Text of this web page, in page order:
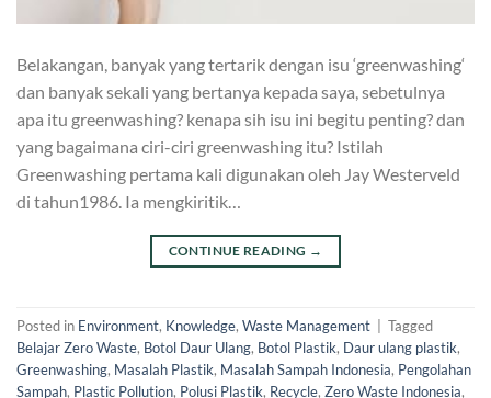
Belakangan, banyak yang tertarik dengan isu ‘greenwashing‘
dan banyak sekali yang bertanya kepada saya, sebetulnya
apa itu greenwashing? kenapa sih isu ini begitu penting? dan
yang bagaimana ciri-ciri greenwashing itu? Istilah
Greenwashing pertama kali digunakan oleh Jay Westerveld
di tahun1986. Ia mengkiritik…
CONTINUE READING →
Posted in Environment, Knowledge, Waste Management
Tagged
Belajar Zero Waste, Botol Daur Ulang, Botol Plastik, Daur ulang plastik,
Greenwashing, Masalah Plastik, Masalah Sampah Indonesia, Pengolahan
Sampah, Plastic Pollution, Polusi Plastik, Recycle, Zero Waste Indonesia,